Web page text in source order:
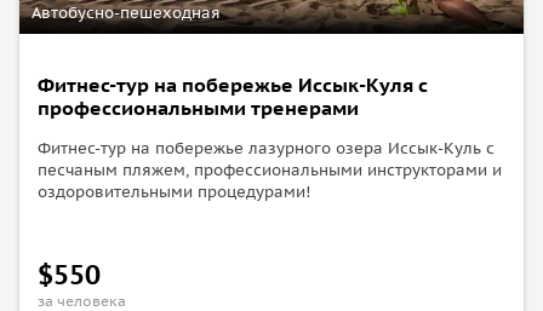
Автобусно-пешеходная
Фитнес-тур на побережье Иссык-Куля с
профессиональными тренерами
Фитнес-тур на побережье лазурного озера Иссык-Куль с
песчаным пляжем, профессиональными инструкторами и
оздоровительными процедурами!
$550
за человека